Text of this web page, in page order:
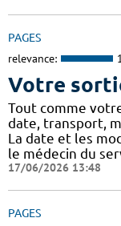
PAGES
relevance:
Votre
Tout comme
date, transport,
La date et les
le médecin du
17/06/2026 13:48
PAGES